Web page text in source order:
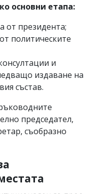
основни етапа:
от президента;
политическите
и
издаване на
състав.
председател,
съобразно